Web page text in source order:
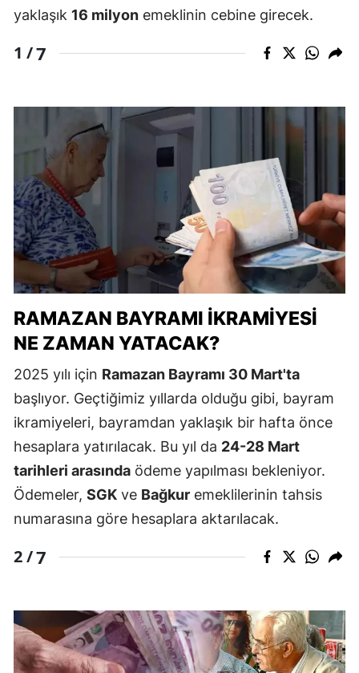
yaklaşık 16 milyon emeklinin cebine girecek.
1 /7
RAMAZAN BAYRAMI İKRAMIYESI
NE ZAMAN YATACAK?
2025 yılı için Ramazan Bayramı 30 Mart'ta
başlıyor. Geçtiğimiz yıllarda olduğu gibi, bayram
ikramiyeleri, bayramdan yaklaşık bir hafta önce
hesaplara yatırılacak. Bu yıl da 24-28 Mart
tarihleri arasında ödeme yapılması bekleniyor.
Ödemeler, SGK ve Bağkur emeklilerinin tahsis
numarasına göre hesaplara aktarılacak.
2 /7